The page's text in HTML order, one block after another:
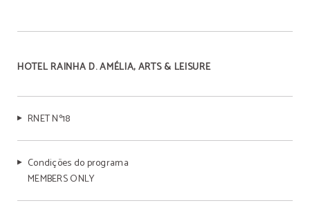
HOTEL RAINHA D. AMÉLIA, ARTS & LEISURE
RNET Nº18
Condições do programa
MEMBERS ONLY